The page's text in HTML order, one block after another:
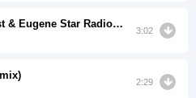
Стреляй (Sasha First & Eugene Star Radio Edit)
3:02
2:29